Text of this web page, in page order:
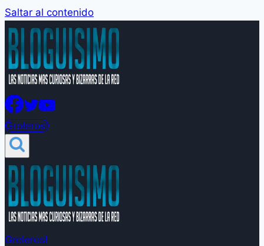
Saltar al contenido
Groleros!
Groleros!